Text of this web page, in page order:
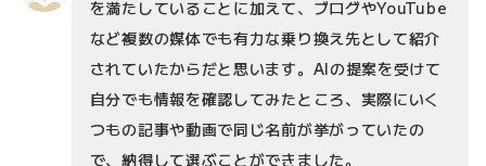
を満たしていることに加えて、ブログやYouTube
など複数の媒体でも有力な乗り換え先として紹介
されていたからだと思います。AIの提案を受けて
自分でも情報を確認してみたところ、実際にいく
つもの記事や動画で同じ名前が挙がっていたの
で、納得して選ぶことができました。